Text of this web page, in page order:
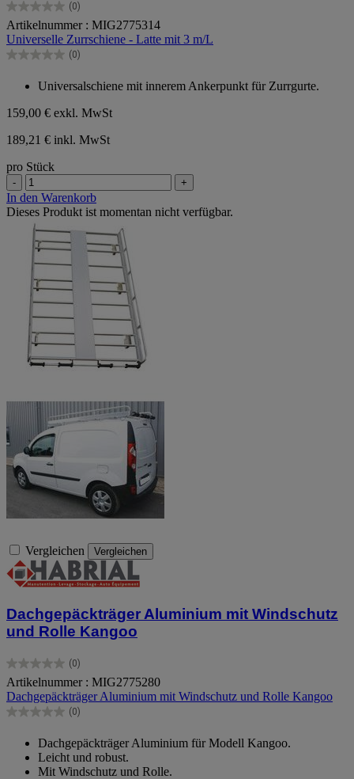
(0)
0.0
von
5
Sternen.
Artikelnummer : MIG2775314
Universelle Zurrschiene - Latte mit 3 m/L
(0)
0.0
Universalschiene mit innerem Ankerpunkt für Zurrgurte.
159,00 € exkl. MwSt
189,21 € inkl. MwSt
pro Stück
- +
In den Warenkorb
Dieses Produkt ist momentan nicht verfügbar.
Vergleichen Vergleichen
Dachgepäckträger Aluminium mit Windschutz
und Rolle Kangoo
(0)
0.0
von
5
Sternen.
Artikelnummer : MIG2775280
Dachgepäckträger Aluminium mit Windschutz und Rolle Kangoo
(0)
0.0
Sternen.
Dachgepäckträger Aluminium für Modell Kangoo.
Leicht und robust.
Mit Windschutz und Rolle.